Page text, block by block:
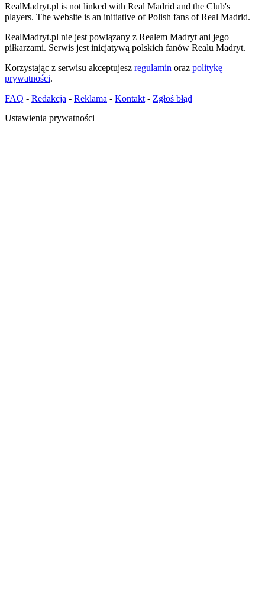
RealMadryt.pl is not linked with Real Madrid and the Club's
players. The website is an initiative of Polish fans of Real Madrid.
RealMadryt.pl nie jest powiązany z Realem Madryt ani jego
piłkarzami. Serwis jest inicjatywą polskich fanów Realu Madryt.
Korzystając z serwisu akceptujesz regulamin oraz politykę
prywatności.
FAQ - Redakcja - Reklama - Kontakt - Zgłoś błąd
Ustawienia prywatności